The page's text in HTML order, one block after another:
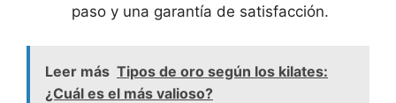
paso y una garantía de satisfacción.
Leer más Tipos de oro según los kilates:
¿Cuál es el más valioso?